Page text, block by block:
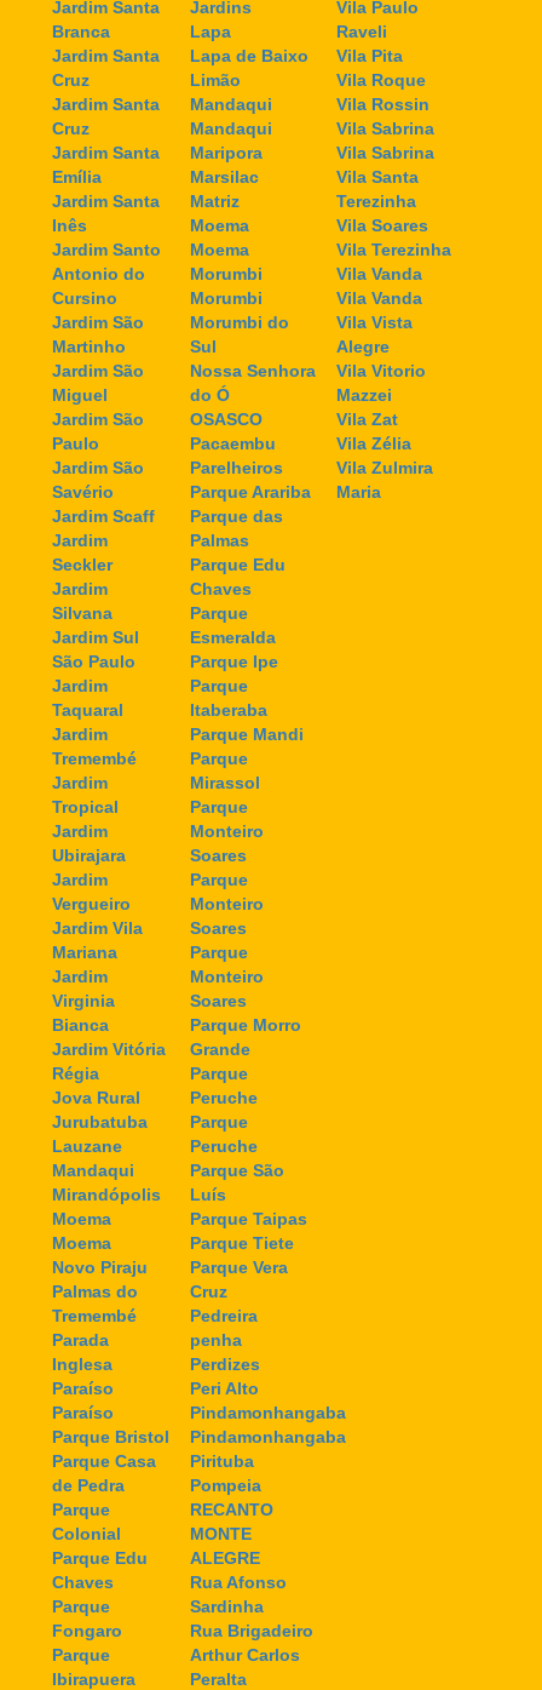
Jardim Santa
Branca
Jardim Santa
Cruz
Jardim Santa
Cruz
Jardim Santa
Emília
Jardim Santa
Inês
Jardim Santo
Antonio do
Cursino
Jardim São
Martinho
Jardim São
Miguel
Jardim São
Paulo
Jardim São
Savério
Jardim Scaff
Jardim
Seckler
Jardim
Silvana
Jardim Sul
São Paulo
Jardim
Taquaral
Jardim
Tremembé
Jardim
Tropical
Jardim
Ubirajara
Jardim
Vergueiro
Jardim Vila
Mariana
Jardim
Virginia
Bianca
Jardim Vitória
Régia
Jova Rural
Jurubatuba
Lauzane
Mandaqui
Mirandópolis
Moema
Moema
Novo Piraju
Palmas do
Tremembé
Parada
Inglesa
Paraíso
Paraíso
Parque Bristol
Parque Casa
de Pedra
Parque
Colonial
Parque Edu
Chaves
Parque
Fongaro
Parque
Ibirapuera
Jardins
Lapa
Lapa de Baixo
Limão
Mandaqui
Mandaqui
Maripora
Marsilac
Matriz
Moema
Moema
Morumbi
Morumbi
Morumbi do
Sul
Nossa Senhora
do Ó
OSASCO
Pacaembu
Parelheiros
Parque Arariba
Parque das
Palmas
Parque Edu
Chaves
Parque
Esmeralda
Parque Ipe
Parque
Itaberaba
Parque Mandi
Parque
Mirassol
Parque
Monteiro
Soares
Parque
Monteiro
Soares
Parque
Monteiro
Soares
Parque Morro
Grande
Parque
Peruche
Parque
Peruche
Parque São
Luís
Parque Taipas
Parque Tiete
Parque Vera
Cruz
Pedreira
penha
Perdizes
Peri Alto
Pindamonhangaba
Pindamonhangaba
Pirituba
Pompeia
RECANTO
MONTE
ALEGRE
Rua Afonso
Sardinha
Rua Brigadeiro
Arthur Carlos
Peralta
Vila Paulo
Raveli
Vila Pita
Vila Roque
Vila Rossin
Vila Sabrina
Vila Sabrina
Vila Santa
Terezinha
Vila Soares
Vila Terezinha
Vila Vanda
Vila Vanda
Vila Vista
Alegre
Vila Vitorio
Mazzei
Vila Zat
Vila Zélia
Vila Zulmira
Maria